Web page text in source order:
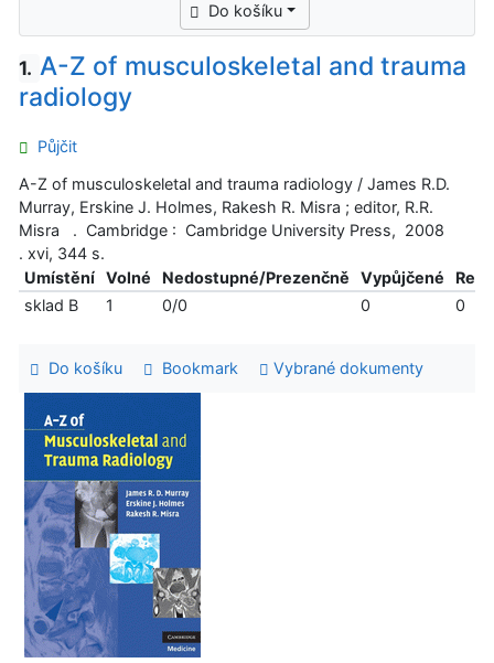
Do košíku
1. A-Z of musculoskeletal and trauma
radiology
Půjčit
A-Z of musculoskeletal and trauma radiology / James R.D.
Murray, Erskine J. Holmes, Rakesh R. Misra ; editor, R.R.
Misra . Cambridge : Cambridge University Press, 2008
. xvi, 344 s.
Umístění
Volné Nedostupné/Prezenčně Vypůjčené
sklad B
1 0/0 0 0
Do košíku Bookmark Vybrané dokumenty